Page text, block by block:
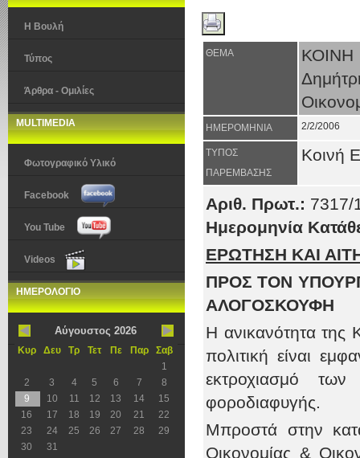
Η Βουλή
Τύπος
Άρθρα - Ομιλίες
MULTIMEDIA
Φωτογραφικό Υλικό
Facebook
You Tube
Videos
ΗΜΕΡΟΛΟΓΙΟ
Αύγουστος 2026
Κυρ Δευ Τρ Τετ Πε Παρ
Σαβ
1
2
3 4 5 6 7
8
9
10 11 12 13 14
15
16
17 18 19 20 21
22
23
24 25 26 27 28
29
30
31
ΘΕΜΑ
ΚΟΙΝΗ
ΗΜΕΡΟΜΗΝΙΑ 2/2/2006
ΤΥΠΟΣ
ΠΑΡΕΜΒΑΣΗΣ
Κοινή
Αριθ. Πρωτ.: 7317/
Ημερομηνία
ΕΡΩΤΗΣΗ ΚΑΙ
ΠΡΟΣ ΤΟΝ
ΑΛΟΓΟΣΚΟΥΦΗ
Η ανικανότητα της
πολιτική είναι
εκτροχιασμό
φοροδιαφυγής.
Μπροστά στην
Οικονομίας &